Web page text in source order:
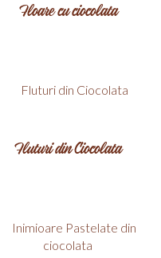
Floare cu ciocolata
Fluturi din Ciocolata